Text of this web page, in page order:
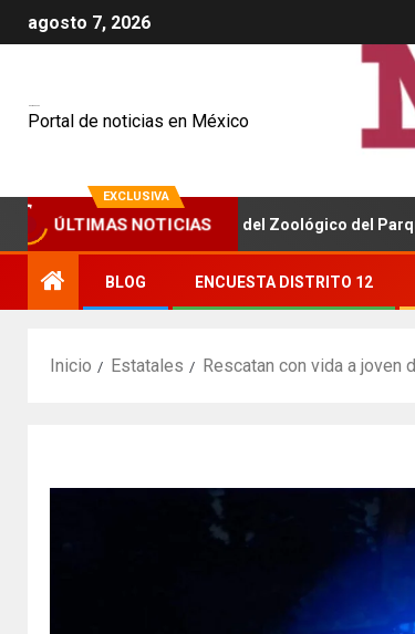
agosto 7, 2026
Portal de noticias en México
EXCLUSIVA
ÚLTIMAS NOTICIAS
la remodelación del Zoológico del Parque del
BLOG ENCUESTA DISTRITO 12
Inicio Estatales Rescatan con vida a joven